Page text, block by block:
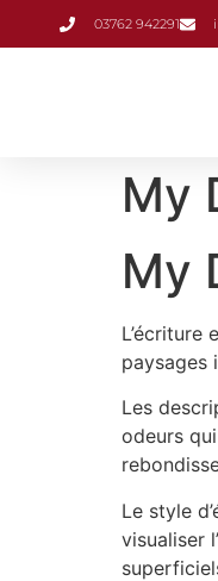
springen
03762 942291
My
My
paysages
Les
odeurs
Le style
visualiser